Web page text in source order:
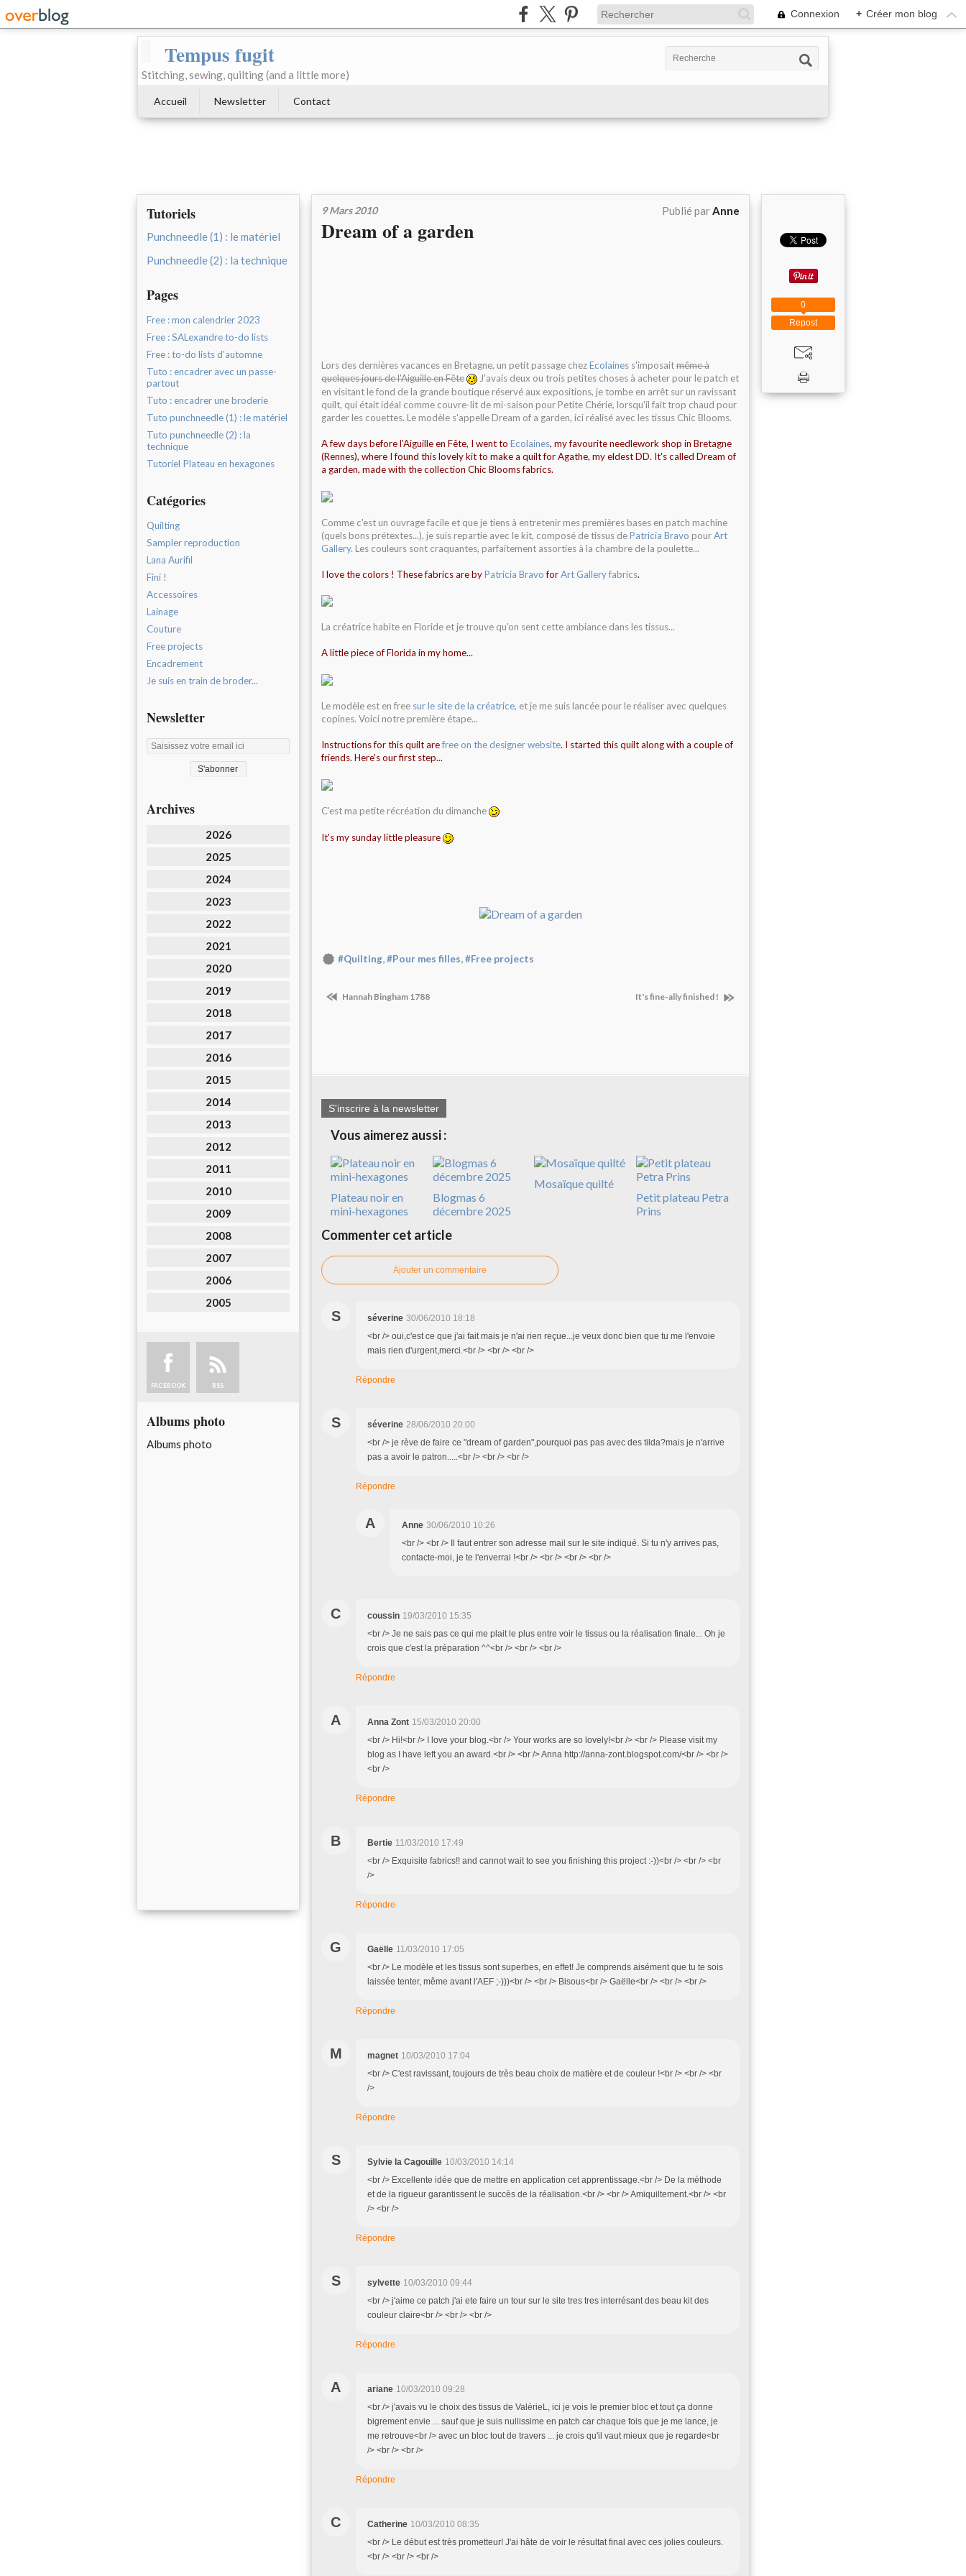
Connexion + Créer mon blog
Tempus fugit
Stitching, sewing, quilting (and a little more)
Accueil Newsletter Contact
Tutoriels
Punchneedle (1) : le matériel
Punchneedle (2) : la technique
Pages
Free : mon calendrier 2023
Free : SALexandre to-do lists
Free : to-do lists d'automne
Tuto : encadrer avec un passe-
partout
Tuto : encadrer une broderie
Tuto punchneedle (1) : le matériel
Tuto punchneedle (2) : la
technique
Tutoriel Plateau en hexagones
Catégories
Quilting
Sampler reproduction
Lana Aurifil
Fini !
Accessoires
Lainage
Couture
Free projects
Encadrement
Je suis en train de broder...
Newsletter
Archives
2026
2025
2024
2023
2022
2021
2020
2019
2018
2017
2016
2015
2014
2013
2012
2011
2010
2009
2008
2007
2006
2005
FACEBOOK RSS
Albums photo
Albums photo
9 Mars 2010 Publié parAnne
Dream of a garden
Lors des dernières vacances en Bretagne, un petit passage chezEcolaines s'imposaitmême à
quelques jours de l'Aiguille en Fête
J'avais deux ou trois petites choses à acheter pour le patch et
en visitant le fond de la grande boutique réservé aux expositions, je tombe en arrêt sur un ravissant
quilt, qui était idéal comme couvre-lit de mi-saison pour Petite Chérie, lorsqu'il fait trop chaud pour
garder les couettes. Le modèle s'appelle Dream of a garden, ici réalisé avec les tissus Chic Blooms.
A few days before l'Aiguille en Fête, I went to Ecolaines, my favourite needlework shop in Bretagne
(Rennes), where I found this lovely kit to make a quilt for Agathe, my eldest DD. It's called Dream of
a garden, made with the collection Chic Blooms fabrics.
Comme c'est un ouvrage facile et que je tiens à entretenir mes premières bases en patch machine
(quels bons prétextes...), je suis repartie avec le kit, composé de tissus dePatricia Bravo pourArt
Gallery. Les couleurs sont craquantes, parfaitement assorties à la chambre de la poulette...
I love the colors ! These fabrics are byPatricia BravoforArt Gallery fabrics.
La créatrice habite en Floride et je trouve qu'on sent cette ambiance dans les tissus...
A little piece of Florida in my home...
Le modèle est en free sur le site de la créatrice, et je me suis lancée pour le réaliser avec quelques
copines. Voici notre première étape...
Instructions for this quilt arefree on the designer website. I started this quilt along with a couple of
friends. Here's our first step...
C'est ma petite récréation du dimanche
It's my sunday little pleasure
#Quilting,#Pour mes filles,#Free projects
Hannah Bingham 1788 It's fine-ally finished !
S'inscrire à la newsletter
Vous aimerez aussi :
Plateau noir en
mini-hexagones
Blogmas 6
décembre 2025
Mosaïque quilté
Petit plateau Petra
Prins
Commenter cet article
Ajouter un commentaire
S séverine 30/06/2010 18:18
<br /> oui,c'est ce que j'ai fait mais je n'ai rien reçue...je veux donc bien que tu me l'envoie
mais rien d'urgent,merci.<br /> <br /> <br />
Répondre
S séverine 28/06/2010 20:00
<br /> je rève de faire ce "dream of garden",pourquoi pas pas avec des tilda?mais je n'arrive
pas a avoir le patron.....<br /> <br /> <br />
Répondre
A Anne 30/06/2010 10:26
<br /> <br /> Il faut entrer son adresse mail sur le site indiqué. Si tu n'y arrives pas,
contacte-moi, je te l'enverrai !<br /> <br /> <br /> <br />
C coussin 19/03/2010 15:35
<br /> Je ne sais pas ce qui me plait le plus entre voir le tissus ou la réalisation finale... Oh je
crois que c'est la préparation ^^<br /> <br /> <br />
Répondre
A Anna Zont 15/03/2010 20:00
<br /> Hi!<br /> I love your blog.<br /> Your works are so lovely!<br /> <br /> Please visit my
blog as I have left you an award.<br /> <br /> Anna http://anna-zont.blogspot.com/<br /> <br />
<br />
Répondre
B Bertie 11/03/2010 17:49
<br /> Exquisite fabrics!! and cannot wait to see you finishing this project :-))<br /> <br /> <br
/>
Répondre
G Gaëlle 11/03/2010 17:05
<br /> Le modèle et les tissus sont superbes, en effet! Je comprends aisément que tu te sois
laissée tenter, même avant l'AEF ;-)))<br /> <br /> Bisous<br /> Gaëlle<br /> <br /> <br />
Répondre
M magnet 10/03/2010 17:04
<br /> C'est ravissant, toujours de très beau choix de matière et de couleur !<br /> <br /> <br
/>
Répondre
S Sylvie la Cagouille 10/03/2010 14:14
<br /> Excellente idée que de mettre en application cet apprentissage.<br /> De la méthode
et de la rigueur garantissent le succès de la réalisation.<br /> <br /> Amiquiltement.<br /> <br
/> <br />
Répondre
S sylvette 10/03/2010 09:44
<br /> j'aime ce patch j'ai ete faire un tour sur le site tres tres interrésant des beau kit des
couleur claire<br /> <br /> <br />
Répondre
A ariane 10/03/2010 09:28
<br /> j'avais vu le choix des tissus de ValérieL, ici je vois le premier bloc et tout ça donne
bigrement envie ... sauf que je suis nullissime en patch car chaque fois que je me lance, je
me retrouve<br /> avec un bloc tout de travers ... je crois qu'il vaut mieux que je regarde<br
/> <br /> <br />
Répondre
C Catherine 10/03/2010 08:35
<br /> Le début est très prometteur! J'ai hâte de voir le résultat final avec ces jolies couleurs.
<br /> <br /> <br />
Repost
0